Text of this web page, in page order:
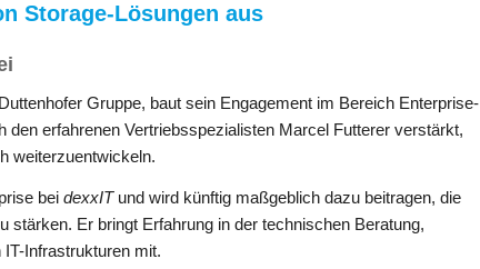
Storage-Lösungen aus
Gruppe, baut sein Engagement im Bereich Enterprise-
erfahrenen Vertriebsspezialisten Marcel Futterer verstärkt,
weiterzuentwickeln.
bei dexxITund wird künftig maßgeblich dazu beitragen, die
Er bringt Erfahrung in der technischen Beratung,
Infrastrukturen mit.